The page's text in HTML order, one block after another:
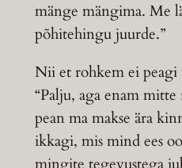
mänge mängima. Me
põhitehingu juurde.”
Nii et rohkem ei peagi
“Palju, aga enam
pean ma makse ära
ikkagi, mis mind ees